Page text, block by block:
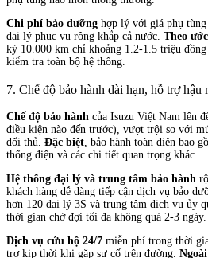
Chi phí bảo dưỡng hợp lý với giá phụ
đại lý phục vụ rộng khắp cả nước. Theo
kỳ 10.000 km chỉ khoảng 1.2-1.5 triệu
kiểm tra toàn bộ hệ thống.
7. Chế độ bảo hành dài hạn, hỗ trợ hậu
Chế độ bảo hành của Isuzu Việt Nam lên
điều kiện nào đến trước), vượt trội so với
đối thủ. Đặc biệt , bảo hành toàn diện bao
thống điện và các chi tiết quan trọng khác.
Hệ thống đại lý và trung tâm bảo hành
khách hàng dễ dàng tiếp cận dịch vụ bảo
hơn 120 đại lý 3S và trung tâm dịch vụ ủy
thời gian chờ đợi tối đa không quá 2-3 ngày.
Dịch vụ cứu hộ 24/7 miễn phí trong thời
trợ kịp thời khi gặp sự cố trên đường.